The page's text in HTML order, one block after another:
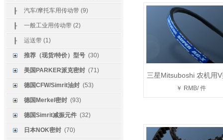
┠ 汽车/摩托车用传动带 (9)
┠ 一般工业用传动带 (2)
┠ 运送带 (1)
推荐（现货/特价）型号 (30)
美国PARKER派克密封 (71)
德国CFW/Simrit油封 (53)
德国Merkel密封 (93)
德国Simrit减振元件 (32)
日本NOK密封 (70)
三星Mitsuboshi 农机用
￥ RMB/ 件